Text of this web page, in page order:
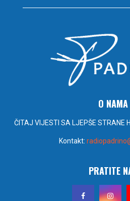
O NAMA
ČITAJ VIJESTI SA LJEPŠE STRANE
Kontakt:
PRATITE